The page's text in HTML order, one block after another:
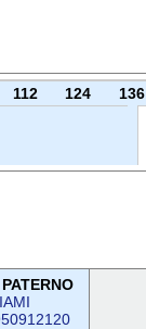
112 124
136